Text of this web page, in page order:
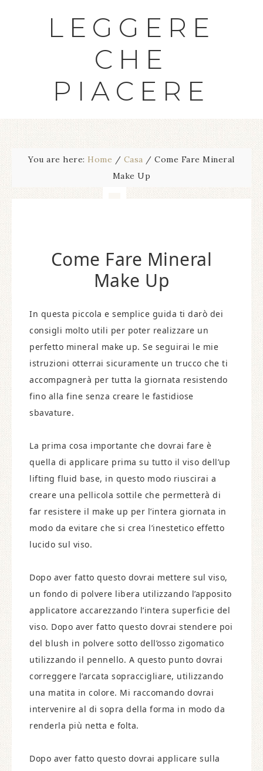
LEGGERE
CHE
PIACERE
You are here: Home / Casa / Come Fare Mineral
Make Up
Come Fare Mineral
Make Up
In questa piccola e semplice guida ti darò dei
consigli molto utili per poter realizzare un
perfetto mineral make up. Se seguirai le mie
istruzioni otterrai sicuramente un trucco che ti
accompagnerà per tutta la giornata resistendo
fino alla fine senza creare le fastidiose
sbavature.
La prima cosa importante che dovrai fare è
quella di applicare prima su tutto il viso dell’up
lifting fluid base, in questo modo riuscirai a
creare una pellicola sottile che permetterà di
far resistere il make up per l’intera giornata in
modo da evitare che si crea l’inestetico effetto
lucido sul viso.
Dopo aver fatto questo dovrai mettere sul viso,
un fondo di polvere libera utilizzando l’apposito
applicatore accarezzando l’intera superficie del
viso. Dopo aver fatto questo dovrai stendere poi
del blush in polvere sotto dell’osso zigomatico
utilizzando il pennello. A questo punto dovrai
correggere l’arcata sopraccigliare, utilizzando
una matita in colore. Mi raccomando dovrai
intervenire al di sopra della forma in modo da
renderla più netta e folta.
Dopo aver fatto questo dovrai applicare sulla